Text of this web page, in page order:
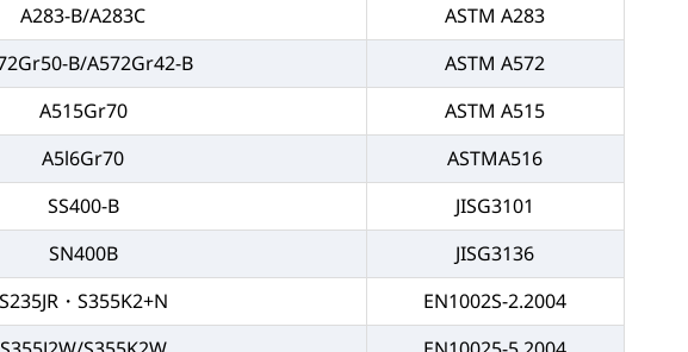
ASTM A283
A283-B/A283C
ASTM A572
B/A572Gr42-B
ASTM A515
A515Gr70
ASTMA516
A5l6Gr70
JISG3101
SS400-B
JISG3136
SN400B
EN1002S-2.2004
S235JR・S355K2+N